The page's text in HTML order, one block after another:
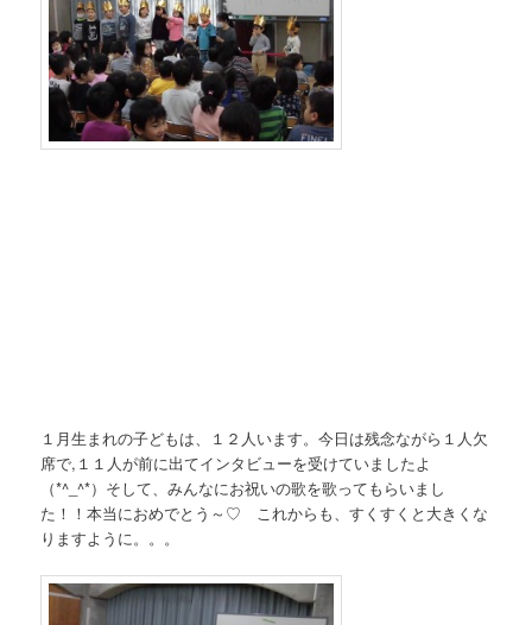
１月生まれの子どもは、１２人います。今日は残念ながら１人欠
席で,１１人が前に出てインタビューを受けていましたよ
（*^_^*）そして、みんなにお祝いの歌を歌ってもらいまし
た！！本当におめでとう～♡ これからも、すくすくと大きくな
りますように。。。